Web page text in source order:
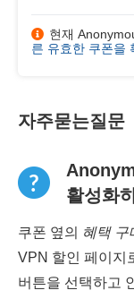
현재
른 유효한 쿠폰을
자주묻는질문
활성화
쿠폰 옆의 혜택 구
VPN 할인 페이지
버튼을 선택하고